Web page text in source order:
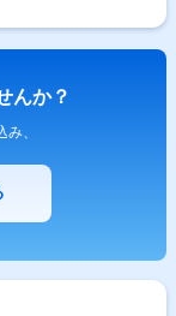
んか？
、